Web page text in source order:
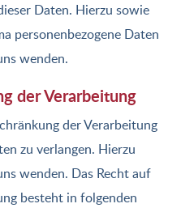
Daten. Hierzu sowie
personenbezogene Daten
wenden.
der Verarbeitung
der Verarbeitung
zu verlangen. Hierzu
wenden. Das Recht auf
besteht in folgenden